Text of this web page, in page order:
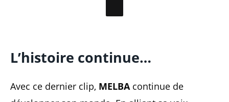
L’histoire continue…
Avec ce dernier clip, MELBAcontinue de